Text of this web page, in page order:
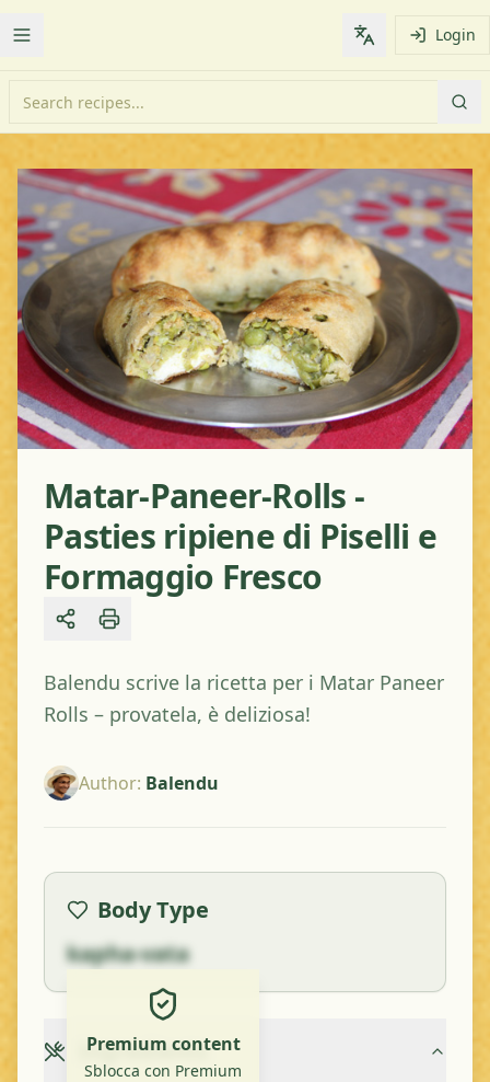
Toggle Menu Change Login
Matar-Paneer-Rolls -
Pasties ripiene di Piselli e
Formaggio Fresco
Share
Balendu scrive la ricetta per i Matar Paneer
Rolls – provatela, è deliziosa!
Author: Balendu
Body Type
kapha-vata
Premium content
Sblocca con Premium
Ingredients